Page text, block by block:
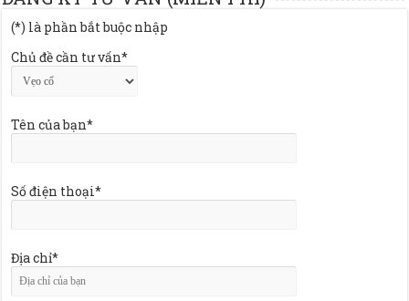
(*) là phần bắt buộc nhập
Chủ đề cần tư vấn*
Tên của bạn*
Số điện thoại*
Địa chỉ*